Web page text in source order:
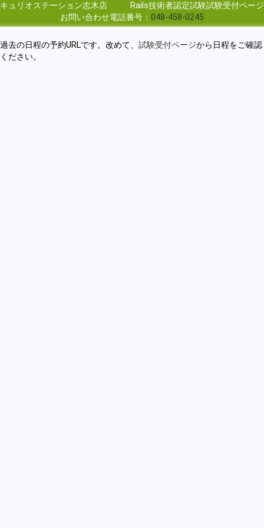
キュリオステーション志木店
Rails技術者認定試験試験受付ページ
お問い合わせ電話番号： 048-458-0245
過去の日程の予約URLです。改めて、 試験受付ページから日程をご確認
ください。